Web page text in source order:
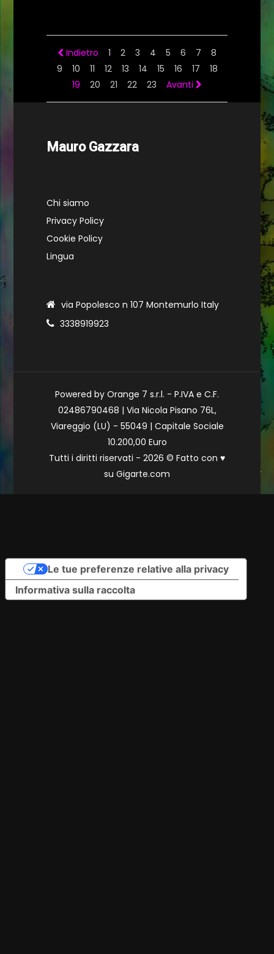
Indietro 1 2 3 4 5 6 7
8
9
10 11 12 13 14 15 16 17
18
19
20 21 22 23 Avanti
Mauro Gazzara
Chi siamo
Privacy Policy
Cookie Policy
Lingua
via Popolesco n 107 Montemurlo Italy
3338919923
Powered by Orange 7 s.r.l. - P.IVA e C.F.
02486790468 | Via Nicola Pisano 76L,
Viareggio (LU) - 55049 | Capitale Sociale
10.200,00 Euro
Tutti i diritti riservati - 2026 © Fatto con ♥
su Gigarte.com
Informativa sulla raccolta
Le tue preferenze relative alla privacy